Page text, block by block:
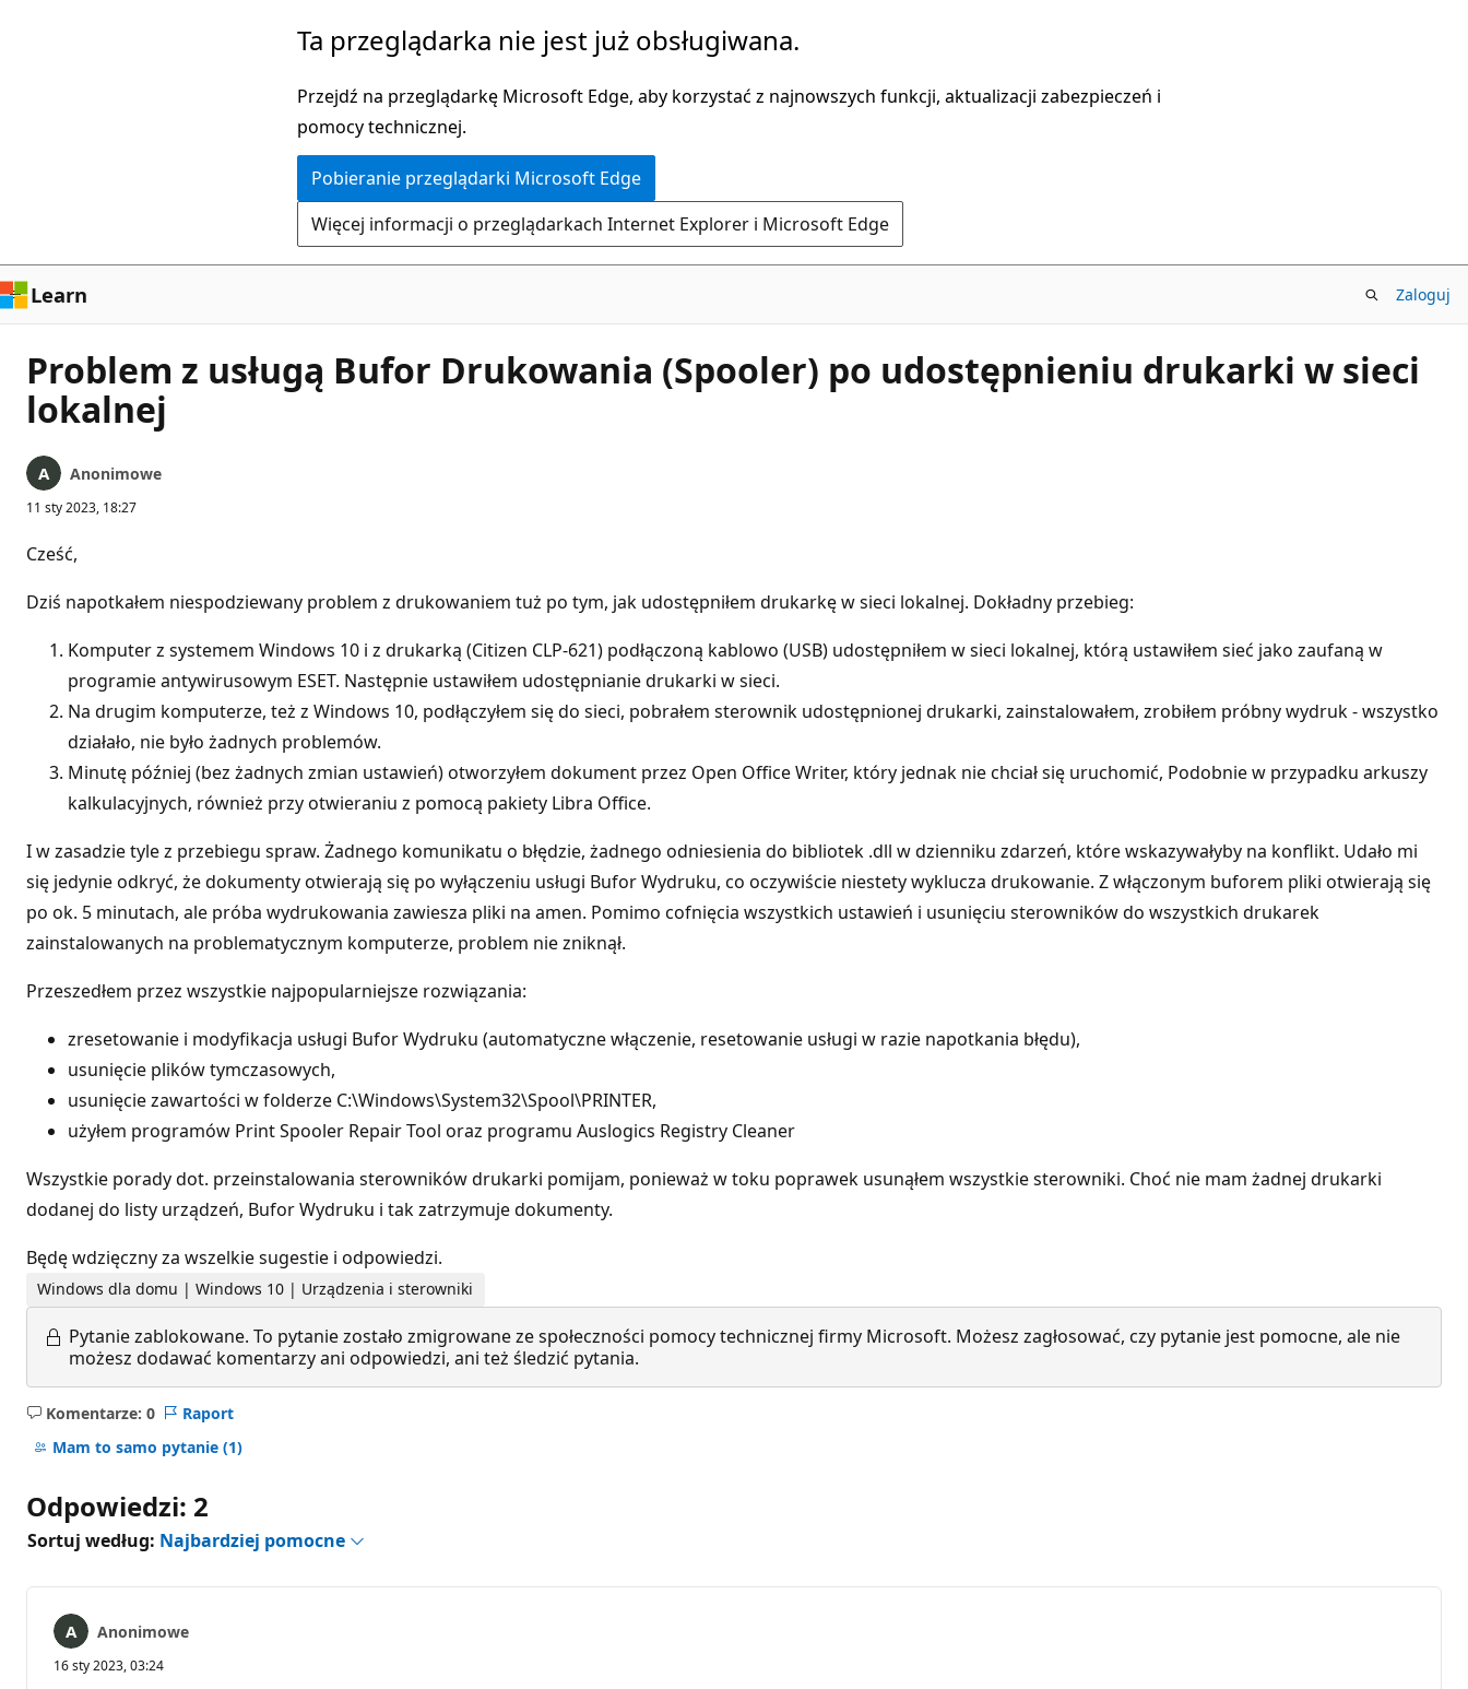
Ta przeglądarka nie jest już obsługiwana.
Przejdź na przeglądarkę Microsoft Edge, aby korzystać z najnowszych funkcji, aktualizacji zabezpieczeń i
pomocy technicznej.
Pobieranie przeglądarki Microsoft Edge
Więcej informacji o przeglądarkach Internet Explorer i Microsoft Edge
Learn Zaloguj
Problem z usługą Bufor Drukowania (Spooler) po udostępnieniu drukarki w sieci
lokalnej
Anonimowe
11 sty 2023, 18:27
Cześć,
Dziś napotkałem niespodziewany problem z drukowaniem tuż po tym, jak udostępniłem drukarkę w sieci lokalnej. Dokładny przebieg:
Komputer z systemem Windows 10 i z drukarką (Citizen CLP-621) podłączoną kablowo (USB) udostępniłem w sieci lokalnej, którą ustawiłem sieć jako zaufaną w
programie antywirusowym ESET. Następnie ustawiłem udostępnianie drukarki w sieci.
Na drugim komputerze, też z Windows 10, podłączyłem się do sieci, pobrałem sterownik udostępnionej drukarki, zainstalowałem, zrobiłem próbny wydruk - wszystko
działało, nie było żadnych problemów.
Minutę później (bez żadnych zmian ustawień) otworzyłem dokument przez Open Office Writer, który jednak nie chciał się uruchomić, Podobnie w przypadku arkuszy
kalkulacyjnych, również przy otwieraniu z pomocą pakiety Libra Office.
I w zasadzie tyle z przebiegu spraw. Żadnego komunikatu o błędzie, żadnego odniesienia do bibliotek .dll w dzienniku zdarzeń, które wskazywałyby na konflikt. Udało mi
się jedynie odkryć, że dokumenty otwierają się po wyłączeniu usługi Bufor Wydruku, co oczywiście niestety wyklucza drukowanie. Z włączonym buforem pliki otwierają się
po ok. 5 minutach, ale próba wydrukowania zawiesza pliki na amen. Pomimo cofnięcia wszystkich ustawień i usunięciu sterowników do wszystkich drukarek
zainstalowanych na problematycznym komputerze, problem nie zniknął.
Przeszedłem przez wszystkie najpopularniejsze rozwiązania:
zresetowanie i modyfikacja usługi Bufor Wydruku (automatyczne włączenie, resetowanie usługi w razie napotkania błędu),
usunięcie plików tymczasowych,
usunięcie zawartości w folderze C:\Windows\System32\Spool\PRINTER,
użyłem programów Print Spooler Repair Tool oraz programu Auslogics Registry Cleaner
Wszystkie porady dot. przeinstalowania sterowników drukarki pomijam, ponieważ w toku poprawek usunąłem wszystkie sterowniki. Choć nie mam żadnej drukarki
dodanej do listy urządzeń, Bufor Wydruku i tak zatrzymuje dokumenty.
Będę wdzięczny za wszelkie sugestie i odpowiedzi.
Windows dla domu | Windows 10 | Urządzenia i sterowniki
Pytanie zablokowane. To pytanie zostało zmigrowane ze społeczności pomocy technicznej firmy Microsoft. Możesz zagłosować, czy pytanie jest pomocne, ale nie
możesz dodawać komentarzy ani odpowiedzi, ani też śledzić pytania.
Komentarze: 0
Brak
komentarzy
Raport
Mam to samo pytanie (1)
Odpowiedzi: 2
Sortuj według: Najbardziej pomocne
Anonimowe
16 sty 2023, 03:24